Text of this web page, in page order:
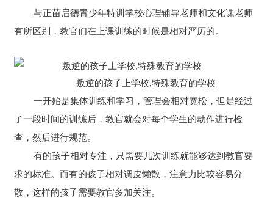
与正苗启德青少年特训学校心理辅导老师和文化课老师
有所区别，教官们在上课训练的时候是相对严厉的。
叛逆的孩子上学校,特殊教育的学校
一开始是集体训练和学习，管理会相对宽松，但是经过
了一段时间的训练后，教官就会对每个学生的动作进行检
查，然后进行规范。
有的孩子相对专注，只需要几次训练就能够达到教官要
求的标准。而有的孩子相对调皮懒散，注意力比较容易分
散，这样的孩子需要教官多加关注。